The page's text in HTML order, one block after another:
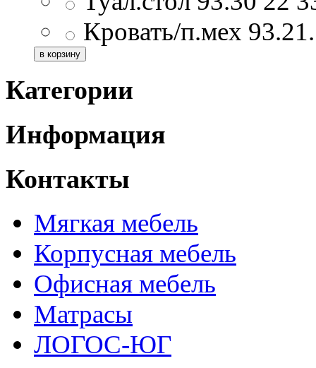
Кровать/п.мех
Категории
Информация
Контакты
Мягкая мебель
Корпусная мебель
Офисная мебель
Матрасы
ЛОГОС-ЮГ